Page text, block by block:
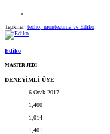
Tepkiler: techo montezuma ve Ediko
Ediko
MASTER JEDI
DENEYİMLİ ÜYE
6 Ocak 2017
1,400
1,014
1,401